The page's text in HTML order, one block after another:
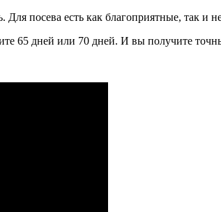
посева есть как благоприятные, так и
65 дней или 70 дней. И вы получите